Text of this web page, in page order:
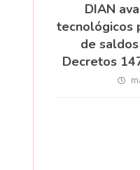
DIAN
tecnológicos
de
Decretos